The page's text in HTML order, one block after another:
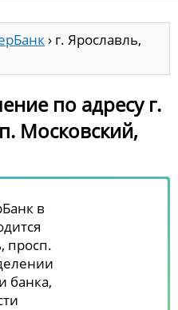
› г. Ярославль,
по адресу г.
Московский,
в
просп.
банка,